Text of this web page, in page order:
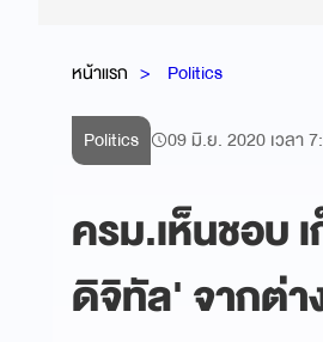
หน้าแรก Politics
Politics 09 มิ.ย. 2020 เวลา
ครม.เห็นชอบ
ดิจิทัล' จากต่า